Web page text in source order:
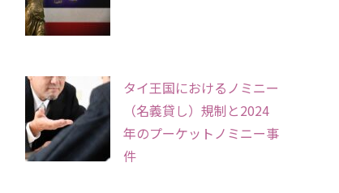
タイ王国におけるノミニー
（名義貸し）規制と2024
年のプーケットノミニー事
件